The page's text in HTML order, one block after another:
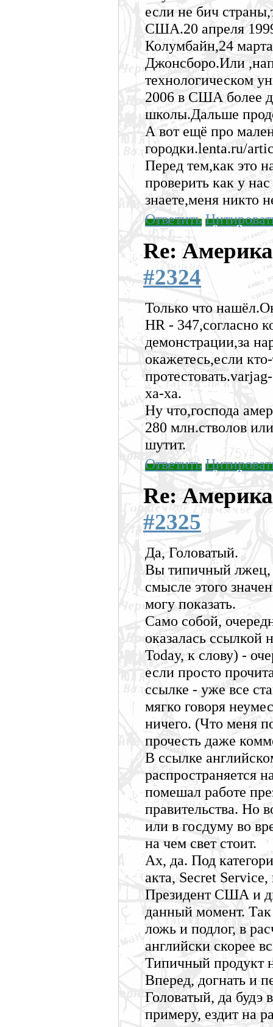
если не бич
США.20 апреля
Колумбайн,24
Джонсборо.Или
технологическом
2006 в США более
школы.Дальше
А вот ещё про
городки.lenta.ru/
Перед тем,как это
проверить как у
знаете,меня никто
Ответить
Re:
#2324
Только что
HR - 347,согласно
демонстрации,за
окажетесь,если
ха-ха.
Ну что,господа
280 млн.стволов
шутит.
Ответить
Re:
#2325
Да, Головатый.
Вы типичный лжец,
смысле этого
могу показать.
Само собой,
оказалась ссылкой
Today, к слову) -
если просто
ссылке - уже все
мягко говоря
ничего. (Что меня
прочесть даже
В ссылке
распространяется
помешал работе
правительства. Но
или в госдуму во
на чем свет стоит.
Ах, да. Под
акта, Secret
Президент США и
данный момент.
ложь и подлог, в
английски скорее
Типичный продукт
Вперед, догнать и
Головатый, да будэ
примеру, ездит на